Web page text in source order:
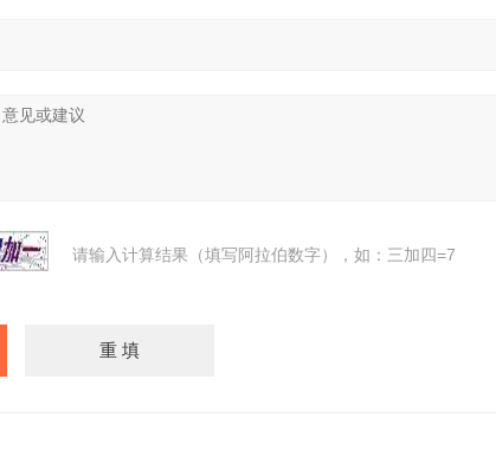
请输入计算结果（填写阿拉伯数字），如：三加四=7